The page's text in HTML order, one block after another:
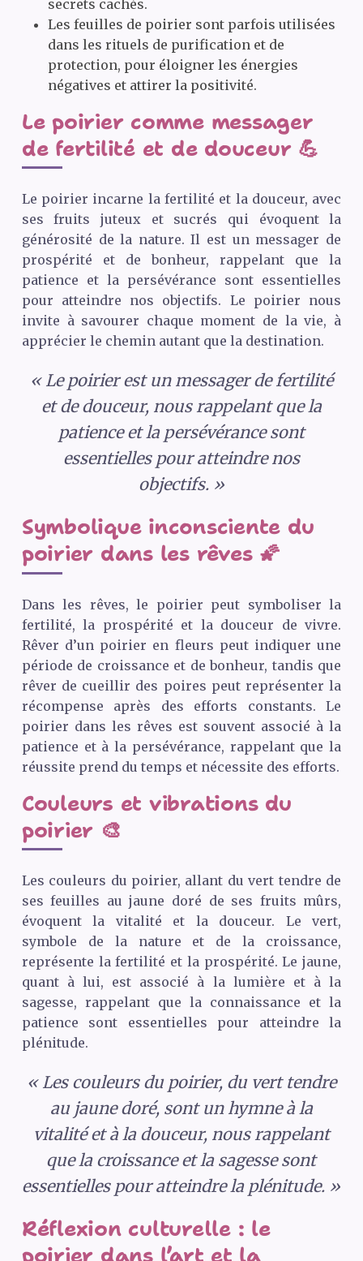
secrets cachés.
Les feuilles de poirier sont parfois utilisées
dans les rituels de purification et de
protection, pour éloigner les énergies
négatives et attirer la positivité.
Le poirier comme messager
de fertilité et de douceur 💪
Le poirier incarne la fertilité et la douceur, avec
ses fruits juteux et sucrés qui évoquent la
générosité de la nature. Il est un messager de
prospérité et de bonheur, rappelant que la
patience et la persévérance sont essentielles
pour atteindre nos objectifs. Le poirier nous
invite à savourer chaque moment de la vie, à
apprécier le chemin autant que la destination.
« Le poirier est un messager de fertilité
et de douceur, nous rappelant que la
patience et la persévérance sont
essentielles pour atteindre nos
objectifs. »
Symbolique inconsciente du
poirier dans les rêves 🌠
Dans les rêves, le poirier peut symboliser la
fertilité, la prospérité et la douceur de vivre.
Rêver d’un poirier en fleurs peut indiquer une
période de croissance et de bonheur, tandis que
rêver de cueillir des poires peut représenter la
récompense après des efforts constants. Le
poirier dans les rêves est souvent associé à la
patience et à la persévérance, rappelant que la
réussite prend du temps et nécessite des efforts.
Couleurs et vibrations du
poirier 🎨
Les couleurs du poirier, allant du vert tendre de
ses feuilles au jaune doré de ses fruits mûrs,
évoquent la vitalité et la douceur. Le vert,
symbole de la nature et de la croissance,
représente la fertilité et la prospérité. Le jaune,
quant à lui, est associé à la lumière et à la
sagesse, rappelant que la connaissance et la
patience sont essentielles pour atteindre la
plénitude.
« Les couleurs du poirier, du vert tendre
au jaune doré, sont un hymne à la
vitalité et à la douceur, nous rappelant
que la croissance et la sagesse sont
essentielles pour atteindre la plénitude. »
Réflexion culturelle : le
poirier dans l’art et la